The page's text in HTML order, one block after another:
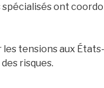
ont
tensions aux
risques.